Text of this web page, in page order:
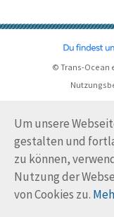
Um unsere
gestalten und
zu können,
Nutzung der
von Cookies zu.
© Trans-Ocean